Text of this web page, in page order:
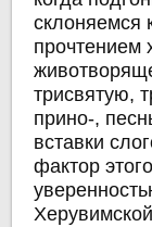
склоняемся
прочтением
трисвятую,
прино-,
вставки
фактор